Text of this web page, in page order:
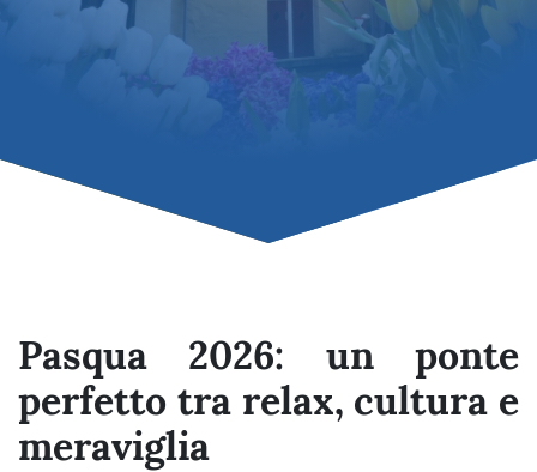
Pasqua 2026: un ponte
perfetto tra relax, cultura e
meraviglia